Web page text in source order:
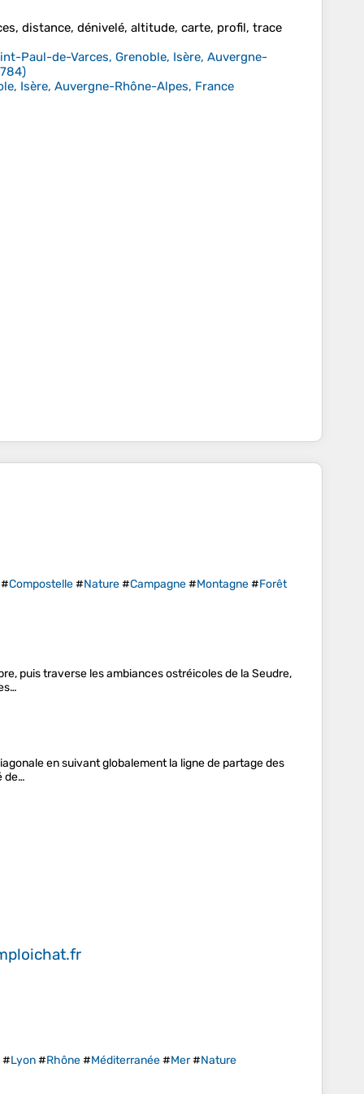
distance, dénivelé, altitude, carte, profil, trace
Paul-de-Varces, Grenoble, Isère, Auvergne-
)
Isère, Auvergne-Rhône-Alpes, France
Compostelle#Nature#Campagne#Montagne#Forêt
puis traverse les ambiances ostréicoles de la Seudre,
en suivant globalement la ligne de partage des
de…
#Lyon#Rhône#Méditerranée#Mer#Nature